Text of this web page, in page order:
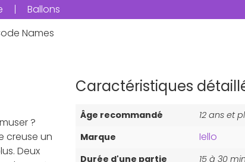
Ballons
Names
?
creuse un
Deux
Caractéristiques
Âge recommandé
12 ans et
Marque
Iello
Durée d'une partie
15 à 30